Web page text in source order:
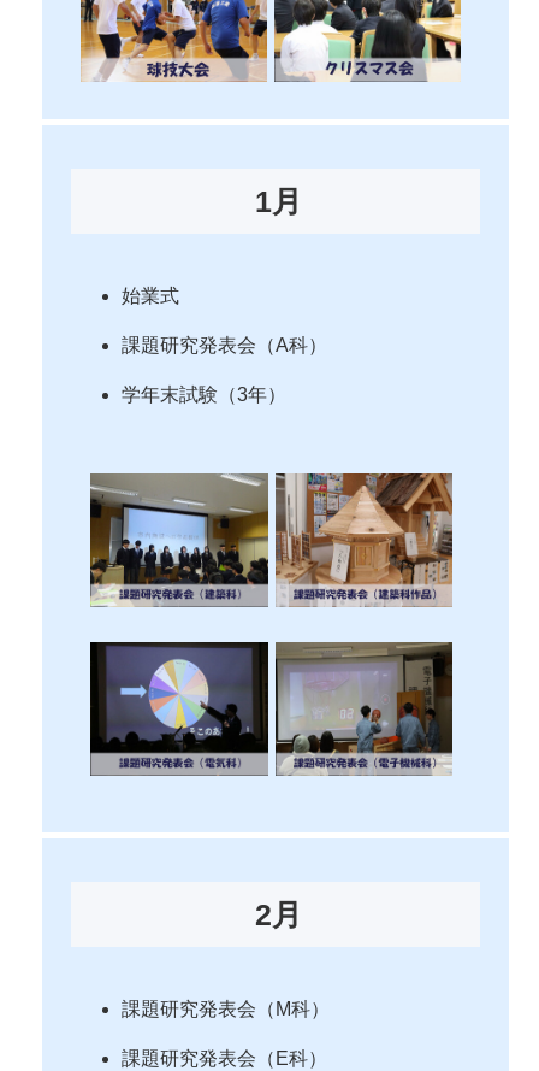
1月
始業式
課題研究発表会（A科）
学年末試験（3年）
2月
課題研究発表会（M科）
課題研究発表会（E科）